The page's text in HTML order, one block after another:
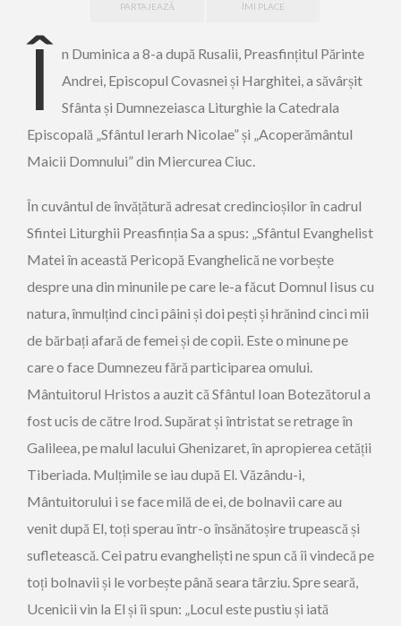
PARTAJEAZĂ ÎMI PLACE
Î n Duminica a 8-a după Rusalii, Preasfințitul Părinte
Andrei, Episcopul Covasnei și Harghitei, a săvârșit
Sfânta și Dumnezeiasca Liturghie la Catedrala
Episcopală „Sfântul Ierarh Nicolae” și „Acoperământul
Maicii Domnului” din Miercurea Ciuc.
În cuvântul de învățătură adresat credincioșilor în cadrul
Sfintei Liturghii Preasfinția Sa a spus: „Sfântul Evanghelist
Matei în această Pericopă Evanghelică ne vorbește
despre una din minunile pe care le-a făcut Domnul Iisus cu
natura, înmulțind cinci pâini și doi pești și hrănind cinci mii
de bărbați afară de femei și de copii. Este o minune pe
care o face Dumnezeu fără participarea omului.
Mântuitorul Hristos a auzit că Sfântul Ioan Botezătorul a
fost ucis de către Irod. Supărat și întristat se retrage în
Galileea, pe malul lacului Ghenizaret, în apropierea cetății
Tiberiada. Mulțimile se iau după El. Văzându-i,
Mântuitorului i se face milă de ei, de bolnavii care au
venit după El, toți sperau într-o însănătoșire trupească și
sufletească. Cei patru evangheliști ne spun că îi vindecă pe
toți bolnavii și le vorbește până seara târziu. Spre seară,
Ucenicii vin la El și îi spun: „Locul este pustiu și iată